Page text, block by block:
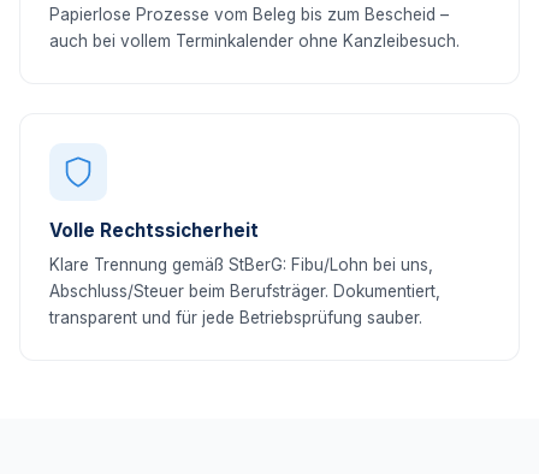
Papierlose Prozesse vom Beleg bis zum Bescheid –
auch bei vollem Terminkalender ohne Kanzleibesuch.
Volle Rechtssicherheit
Klare Trennung gemäß StBerG: Fibu/Lohn bei uns,
Abschluss/Steuer beim Berufsträger. Dokumentiert,
transparent und für jede Betriebsprüfung sauber.